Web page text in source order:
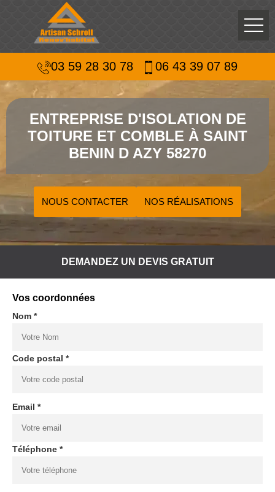
03 59 28 30 78 06 43 39 07 89
ENTREPRISE D'ISOLATION DE
TOITURE ET COMBLE À SAINT
BENIN D AZY 58270
NOUS CONTACTER NOS RÉALISATIONS
DEMANDEZ UN DEVIS GRATUIT
Vos coordonnées
Nom *
Code postal *
Email *
Téléphone *